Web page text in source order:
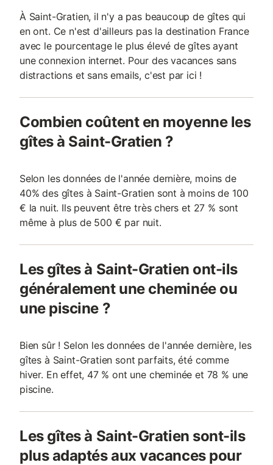
À Saint-Gratien, il n'y a pas beaucoup de gîtes qui
en ont. Ce n'est d'ailleurs pas la destination France
avec le pourcentage le plus élevé de gîtes ayant
une connexion internet. Pour des vacances sans
distractions et sans emails, c'est par ici !
Combien coûtent en moyenne les
gîtes à Saint-Gratien ?
Selon les données de l'année dernière, moins de
40% des gîtes à Saint-Gratien sont à moins de 100
€ la nuit. Ils peuvent être très chers et 27 % sont
même à plus de 500 € par nuit.
Les gîtes à Saint-Gratien ont-ils
généralement une cheminée ou
une piscine ?
Bien sûr ! Selon les données de l'année dernière, les
gîtes à Saint-Gratien sont parfaits, été comme
hiver. En effet, 47 % ont une cheminée et 78 % une
piscine.
Les gîtes à Saint-Gratien sont-ils
plus adaptés aux vacances pour